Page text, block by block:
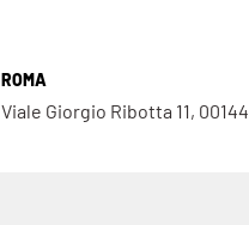
ROMA
Viale Giorgio Ribotta 11, 00144